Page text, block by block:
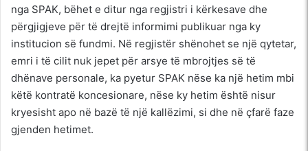
nga SPAK, bëhet e ditur nga regjistri i kërkesave dhe
përgjigjeve për të drejtë informimi publikuar nga ky
institucion së fundmi. Në regjistër shënohet se një qytetar,
emri i të cilit nuk jepet për arsye të mbrojtjes së të
dhënave personale, ka pyetur SPAK nëse ka një hetim mbi
këtë kontratë koncesionare, nëse ky hetim është nisur
kryesisht apo në bazë të një kallëzimi, si dhe në çfarë faze
gjenden hetimet.